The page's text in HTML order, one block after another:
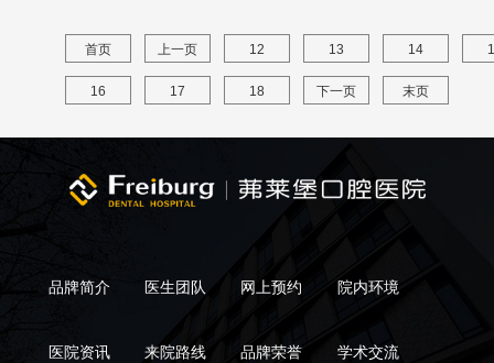
首页 上一页 12 13 14
16 17 18 下一页 末页
品牌简介 医生团队 网上预约 院内环境
医院资讯 来院路线 品牌荣誉 学术交流